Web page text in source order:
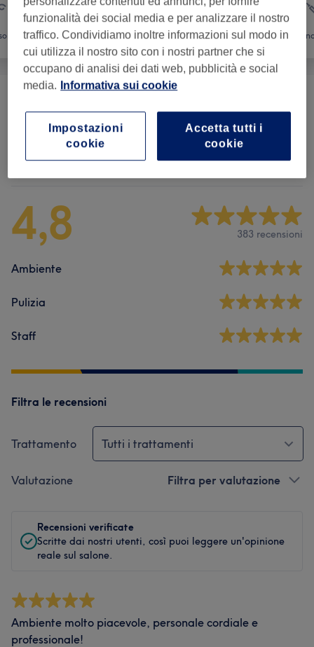
Massaggio Corpo
Recensioni salone
4,8 383 recensioni
Ambiente
Pulizia
Staff
Filtra le recensioni
Trattamento Tutti i trattamenti
Valutazione Filtra per valutazione
Recensioni verificate
Scritte dai nostri utenti, così puoi leggere un'opinione
reale sul salone.
Ambiente molto piacevole, personale cordiale e
professionale!
funzionalità dei social media e per analizzare il nostro
traffico. Condividiamo inoltre informazioni sul modo in
cui utilizza il nostro sito con i nostri partner che si
occupano di analisi dei dati web, pubblicità e social
media. Informativa sui cookie
Accetta tutti i
cookie
Impostazioni
cookie